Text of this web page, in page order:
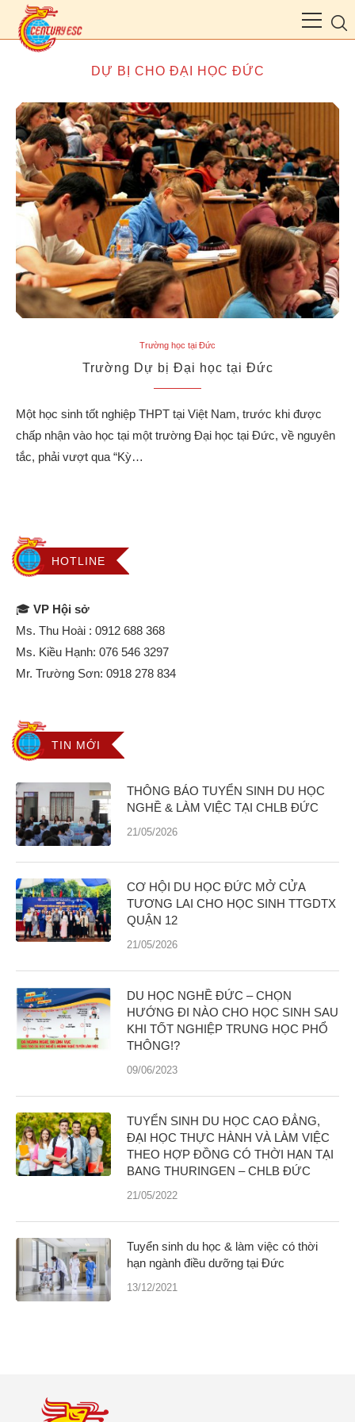
DỰ BỊ CHO ĐẠI HỌC ĐỨC
Trường học tại Đức
Trường Dự bị Đại học tại Đức
Một học sinh tốt nghiệp THPT tại Việt Nam, trước khi được
chấp nhận vào học tại một trường Đại học tại Đức, về nguyên
tắc, phải vượt qua “Kỳ…
HOTLINE
🎓 VP Hội sở
Ms. Thu Hoài : 0912 688 368
Ms. Kiều Hạnh: 076 546 3297
Mr. Trường Sơn: 0918 278 834
TIN MỚI
THÔNG BÁO TUYỂN SINH DU HỌC
NGHỀ & LÀM VIỆC TẠI CHLB ĐỨC
21/05/2026
CƠ HỘI DU HỌC ĐỨC MỞ CỬA
TƯƠNG LAI CHO HỌC SINH TTGDTX
QUẬN 12
21/05/2026
DU HỌC NGHỀ ĐỨC – CHỌN
HƯỚNG ĐI NÀO CHO HỌC SINH SAU
KHI TỐT NGHIỆP TRUNG HỌC PHỔ
THÔNG!?
09/06/2023
TUYỂN SINH DU HỌC CAO ĐẲNG,
ĐẠI HỌC THỰC HÀNH VÀ LÀM VIỆC
THEO HỢP ĐỒNG CÓ THỜI HẠN TẠI
BANG THURINGEN – CHLB ĐỨC
21/05/2022
Tuyển sinh du học & làm việc có thời
hạn ngành điều dưỡng tại Đức
13/12/2021